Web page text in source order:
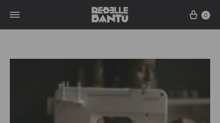
Cart
0